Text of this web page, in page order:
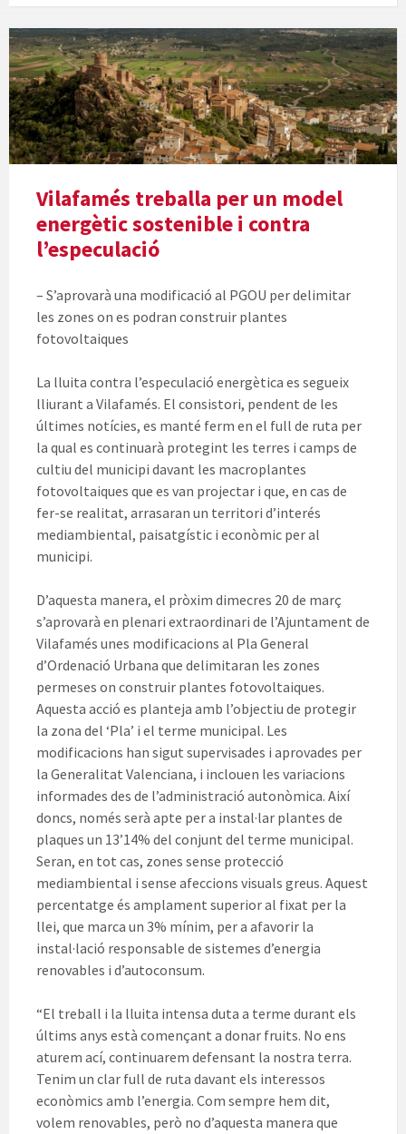
Vilafamés treballa per un model
energètic sostenible i contra
l’especulació
– S’aprovarà una modificació al PGOU per delimitar
les zones on es podran construir plantes
fotovoltaiques
La lluita contra l’especulació energètica es segueix
lliurant a Vilafamés. El consistori, pendent de les
últimes notícies, es manté ferm en el full de ruta per
la qual es continuarà protegint les terres i camps de
cultiu del municipi davant les macroplantes
fotovoltaiques que es van projectar i que, en cas de
fer-se realitat, arrasaran un territori d’interés
mediambiental, paisatgístic i econòmic per al
municipi.
D’aquesta manera, el pròxim dimecres 20 de març
s’aprovarà en plenari extraordinari de l’Ajuntament de
Vilafamés unes modificacions al Pla General
d’Ordenació Urbana que delimitaran les zones
permeses on construir plantes fotovoltaiques.
Aquesta acció es planteja amb l’objectiu de protegir
la zona del ‘Pla’ i el terme municipal. Les
modificacions han sigut supervisades i aprovades per
la Generalitat Valenciana, i inclouen les variacions
informades des de l’administració autonòmica. Així
doncs, només serà apte per a instal·lar plantes de
plaques un 13’14% del conjunt del terme municipal.
Seran, en tot cas, zones sense protecció
mediambiental i sense afeccions visuals greus. Aquest
percentatge és amplament superior al fixat per la
llei, que marca un 3% mínim, per a afavorir la
instal·lació responsable de sistemes d’energia
renovables i d’autoconsum.
“El treball i la lluita intensa duta a terme durant els
últims anys està començant a donar fruits. No ens
aturem ací, continuarem defensant la nostra terra.
Tenim un clar full de ruta davant els interessos
econòmics amb l’energia. Com sempre hem dit,
volem renovables, però no d’aquesta manera que